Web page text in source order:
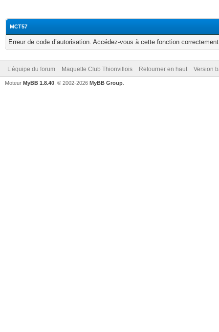
MCT57
Erreur de code d’autorisation. Accédez-vous à cette fonction
L’équipe du forum Maquette Club Thionvillois Retourner en haut Version
Moteur MyBB 1.8.40 , © 2002-2026 MyBB Group